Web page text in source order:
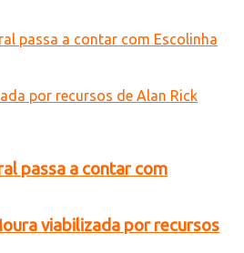
passa a contar com
viabilizada por recursos